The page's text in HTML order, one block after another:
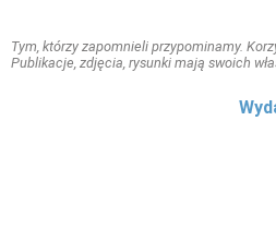
Tym, którzy zapomnieli przypominamy.
Publikacje, zdjęcia, rysunki mają swoich